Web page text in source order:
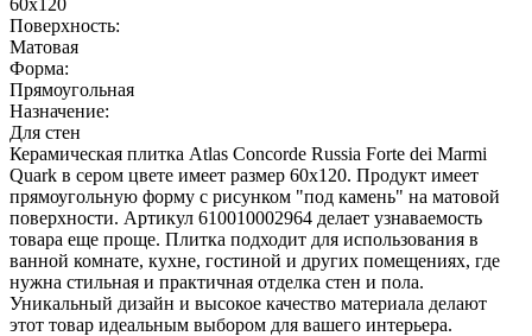
Поверхность:
Матовая
Форма:
Прямоугольная
Назначение:
Для стен
Керамическая плитка Atlas Concorde Russia Forte dei Marmi
Quark в сером цвете имеет размер 60x120. Продукт имеет
прямоугольную форму с рисунком "под камень" на матовой
поверхности. Артикул 610010002964 делает узнаваемость
товара еще проще. Плитка подходит для использования в
ванной комнате, кухне, гостиной и других помещениях, где
нужна стильная и практичная отделка стен и пола.
Уникальный дизайн и высокое качество материала делают
этот товар идеальным выбором для вашего интерьера.